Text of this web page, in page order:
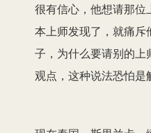
很有信心，他想请那
本上师发现了，就痛斥
子，为什么要请别的上
观点，这种说法恐怕是